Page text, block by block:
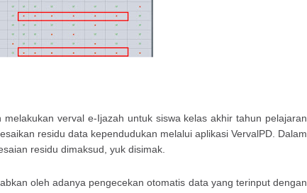
verval e-Ijazah untuk siswa kelas akhir tahun pelajaran
residu data kependudukan melalui aplikasi VervalPD. Dalam
residu dimaksud, yuk disimak.
oleh adanya pengecekan otomatis data yang terinput dengan